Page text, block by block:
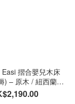
摺合嬰兒木床
) – 原木 / 紐西蘭松
木